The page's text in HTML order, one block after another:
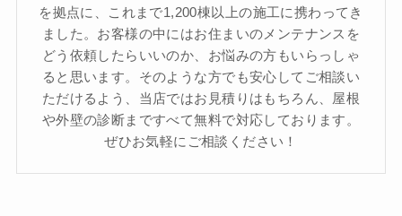
を拠点に、これまで1,200棟以上の施工に携わってき
ました。お客様の中にはお住まいのメンテナンスを
どう依頼したらいいのか、お悩みの方もいらっしゃ
ると思います。そのような方でも安心してご相談い
ただけるよう、当店ではお見積りはもちろん、屋根
や外壁の診断まですべて無料で対応しております。
ぜひお気軽にご相談ください！